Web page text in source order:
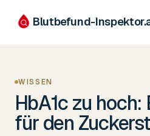
Blutbefund-Inspektor.
WISSEN
HbA1c zu
für den